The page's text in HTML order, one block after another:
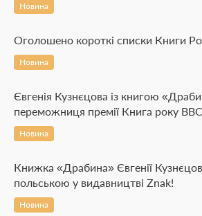
Новина
Оголошено короткі списки Книги
Новина
Євгенія Кузнєцова із книгою
переможниця премії Книга року
Новина
Книжка «Драбина» Євгенії
польською у видавництві Znak!
Новина